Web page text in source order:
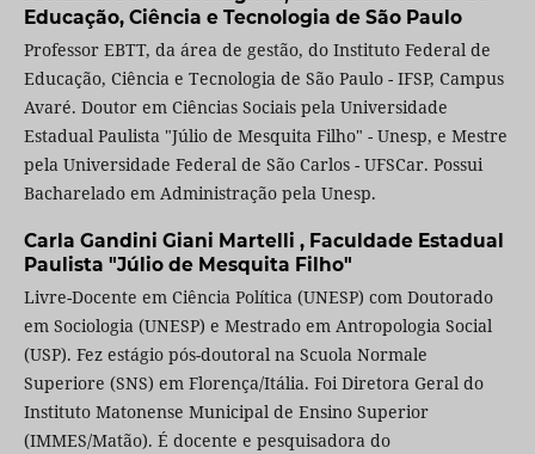
Educação, Ciência e Tecnologia de São Paulo
Professor EBTT, da área de gestão, do Instituto Federal de
Educação, Ciência e Tecnologia de São Paulo - IFSP, Campus
Avaré. Doutor em Ciências Sociais pela Universidade
Estadual Paulista "Júlio de Mesquita Filho" - Unesp, e Mestre
pela Universidade Federal de São Carlos - UFSCar. Possui
Bacharelado em Administração pela Unesp.
Carla Gandini Giani Martelli , Faculdade Estadual
Paulista "Júlio de Mesquita Filho"
Livre-Docente em Ciência Política (UNESP) com Doutorado
em Sociologia (UNESP) e Mestrado em Antropologia Social
(USP). Fez estágio pós-doutoral na Scuola Normale
Superiore (SNS) em Florença/Itália. Foi Diretora Geral do
Instituto Matonense Municipal de Ensino Superior
(IMMES/Matão). É docente e pesquisadora do